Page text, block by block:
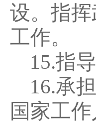
设。指
工作。
15.指
16.承
国家工